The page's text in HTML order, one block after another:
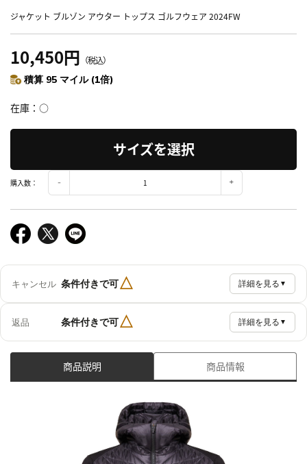
ジャケット ブルゾン アウター トップス ゴルフウェア 2024FW
10,450円 （税込）
積算 95 マイル (1倍)
在庫 ○
サイズを選択
購入数：
キャンセル 条件付きで可△ 詳細を見る ▼
返品 条件付きで可△ 詳細を見る ▼
商品説明 商品情報